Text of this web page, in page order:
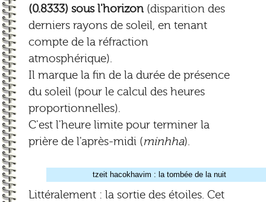
(0.8333) sous l'horizon (disparition des
derniers rayons de soleil, en tenant
compte de la réfraction
atmosphérique).
Il marque la fin de la durée de présence
du soleil (pour le calcul des heures
proportionnelles).
C'est l'heure limite pour terminer la
prière de l'après-midi (minhha).
tzeit hacokhavim : la tombée de la nuit
Littéralement : la sortie des étoiles. Cet